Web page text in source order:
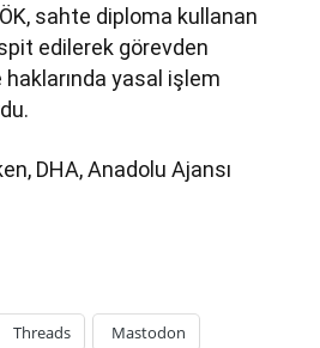
sahte diploma kullanan
edilerek görevden
haklarında yasal işlem
DHA, Anadolu Ajansı
Threads Mastodon